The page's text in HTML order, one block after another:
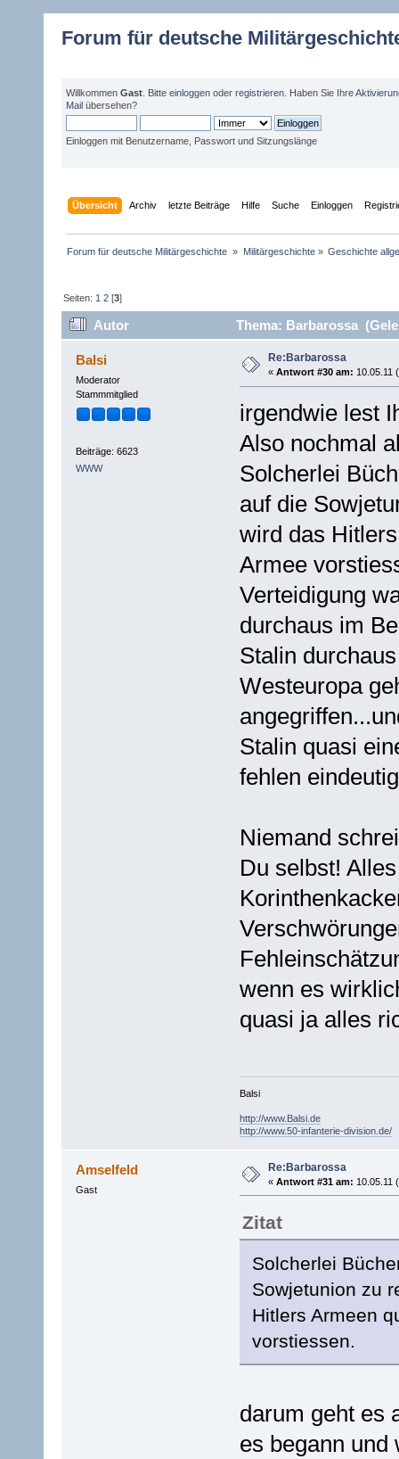
Forum für deutsche
Willkommen Gast . Bitte einloggen oder registrieren . Haben Sie Ihre
Mail übersehen?
Einloggen mit Benutzername, Passwort und Sitzungslänge
Übersicht Archiv letzte Beiträge Hilfe Suche Einloggen
Forum für deutsche Militärgeschichte » Militärgeschichte» Geschichte
Seiten: 1 2 [3]
Autor Thema: Barbarossa
Balsi
Moderator
Stammmitglied
Beiträge: 6623
WWW
Re:Barbarossa
« Antwort #30 am: 10.05.11
irgendwie lest
Also nochmal
Solcherlei
auf die
wird das
Armee
Verteidigung
durchaus im
Stalin
Westeuropa
Stalin quasi
fehlen
Niemand
Du selbst!
wenn es
quasi ja alles
Balsi
http://www.Balsi.de
http://www.50-infanterie-division.de/
Amselfeld
Gast
Re:Barbarossa
« Antwort #31 am: 10.05.11
Zitat
Solcherlei
Sowjetunion zu
Hitlers Armeen
vorstiessen.
darum geht es
es begann und